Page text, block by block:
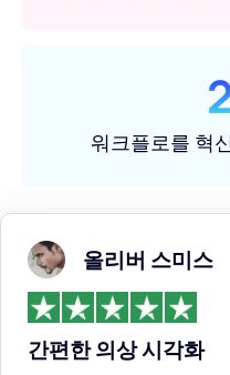
워크플로를 혁
올리버 스미스
간편한 의상 시각화